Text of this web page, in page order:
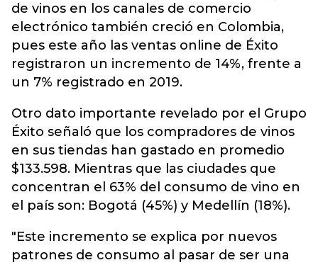
de vinos en los canales de comercio
electrónico también creció en Colombia,
pues este año las ventas online de Éxito
registraron un incremento de 14%, frente a
un 7% registrado en 2019.
Otro dato importante revelado por el Grupo
Éxito señaló que los compradores de vinos
en sus tiendas han gastado en promedio
$133.598. Mientras que las ciudades que
concentran el 63% del consumo de vino en
el país son: Bogotá (45%) y Medellín (18%).
"Este incremento se explica por nuevos
patrones de consumo al pasar de ser una